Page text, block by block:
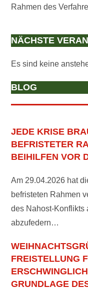
Rahmen des
NÄCHSTE
Es sind keine
BLOG
JEDE KRISE
BEFRISTETER
BEIHILFEN VOR
Am 29.04.2026 hat
befristeten Rahmen
des Nahost-Konflikts
abzufedern…
REISTELLUNG
RUNDLAGE DES